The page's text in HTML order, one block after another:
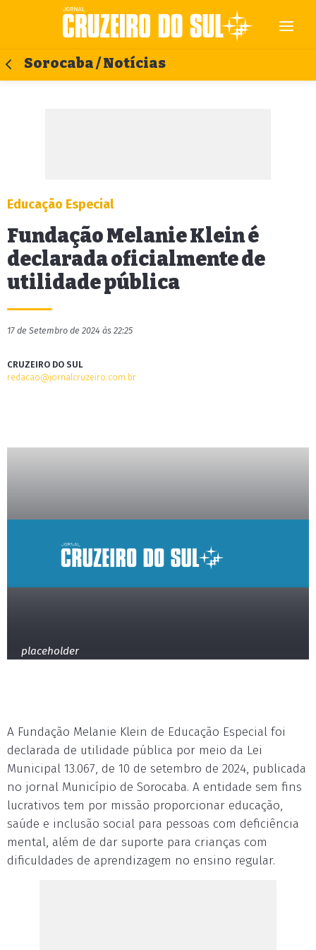
Sorocaba / Notícias
Educação Especial
Fundação Melanie Klein é
declarada oficialmente de
utilidade pública
17 de Setembro de 2024 às 22:25
CRUZEIRO DO SUL
redacao@jornalcruzeiro.com.br
placeholder
A Fundação Melanie Klein de Educação Especial foi
declarada de utilidade pública por meio da Lei
Municipal 13.067, de 10 de setembro de 2024, publicada
no jornal Município de Sorocaba. A entidade sem fins
lucrativos tem por missão proporcionar educação,
saúde e inclusão social para pessoas com deficiência
mental, além de dar suporte para crianças com
dificuldades de aprendizagem no ensino regular.